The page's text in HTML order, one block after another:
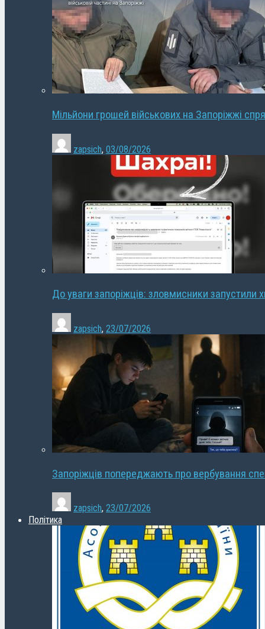
Мільйони грошей військових на Запоріжжі
zapsich, 03/08/2026
До уваги запоріжців: зловмисники запустили
zapsich, 23/07/2026
Запоріжців попереджають про вербування
zapsich, 23/07/2026
Політика